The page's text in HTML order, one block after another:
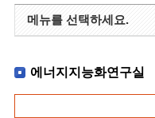
메뉴를 선택하세요.
에너지지능화연구실